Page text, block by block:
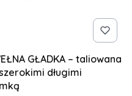
GŁADKA – taliowana
długimi